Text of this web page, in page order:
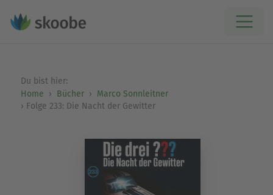
Du bist hier:
Home
Bücher
Marco Sonnleitner
Folge 233: Die Nacht der Gewitter